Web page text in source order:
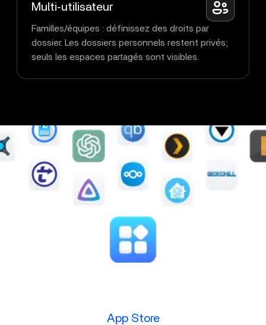
Multi‑utilisateur
Familles/équipes : définissez des droits par
dossier. Les dossiers personnels restent privés;
seuls les espaces partagés sont visibles.
App Store